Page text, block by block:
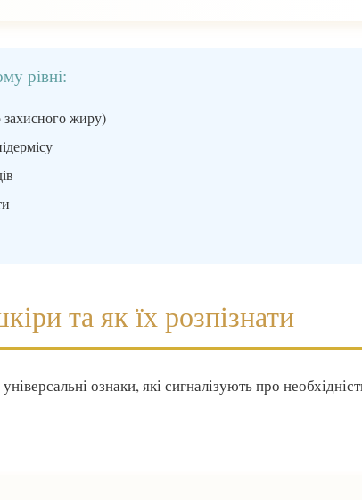
рівні:
жиру)
та як їх розпізнати
ознаки, які сигналізують про